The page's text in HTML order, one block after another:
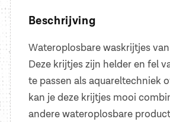
Beschrijving
Wateroplosbare waskrijtjes
Deze krijtjes zijn helder en fel
te passen als aquareltechniek
kan je deze krijtjes mooi
andere wateroplosbare